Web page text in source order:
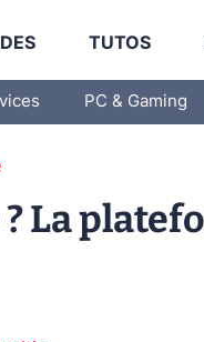
TUTOS
PC & Gaming
La